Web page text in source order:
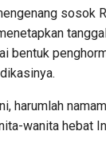
sosok
bentuk
harumlah
wanita hebat